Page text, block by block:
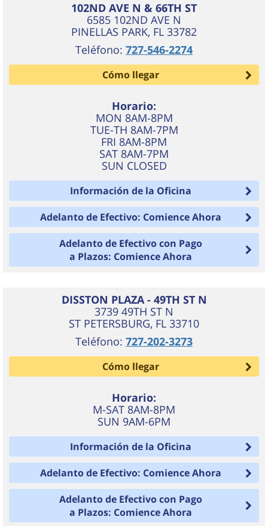
102ND AVE N & 66TH ST
6585 102ND AVE N
PINELLAS PARK, FL 33782
Teléfono: 727-546-2274
Cómo llegar
Horario:
MON 8AM-8PM
TUE-TH 8AM-7PM
FRI 8AM-8PM
SAT 8AM-7PM
SUN CLOSED
Información de la Oficina
Adelanto de Efectivo: Comience Ahora
Adelanto de Efectivo con Pago
a Plazos: Comience Ahora
DISSTON PLAZA - 49TH ST N
3739 49TH ST N
ST PETERSBURG, FL 33710
Teléfono: 727-202-3273
Cómo llegar
Horario:
M-SAT 8AM-8PM
SUN 9AM-6PM
Información de la Oficina
Adelanto de Efectivo: Comience Ahora
Adelanto de Efectivo con Pago
a Plazos: Comience Ahora